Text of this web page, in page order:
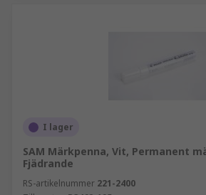
I lager
SAM Märkpenna, Vit, Permanent
Fjädrande
RS-artikelnummer 221-2400